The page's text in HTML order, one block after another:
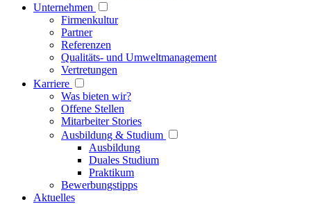
Unternehmen
Firmenkultur
Partner
Referenzen
Qualitäts- und Umweltmanagement
Vertretungen
Karriere
Was bieten wir?
Offene Stellen
Mitarbeiter Stories
Ausbildung & Studium
Ausbildung
Duales Studium
Praktikum
Bewerbungstipps
Aktuelles